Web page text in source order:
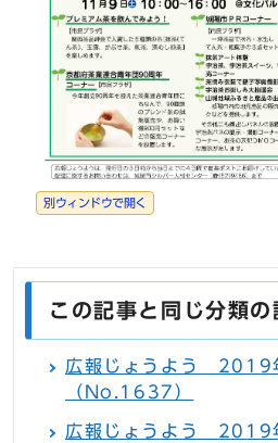
別ウィンドウで開く
この記事と同じ分類の
広報じょうよう 2019
（No.1637）
広報じょうよう 2019